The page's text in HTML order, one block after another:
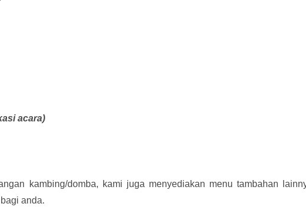
acara)
kambing/domba, kami juga menyediakan menu tambahan
anda.